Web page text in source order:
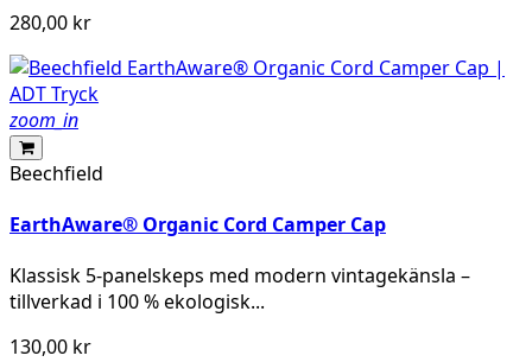
280,00 kr
zoom_in
Beechfield
EarthAware® Organic Cord Camper Cap
Klassisk 5-panelskeps med modern vintagekänsla –
tillverkad i 100 % ekologisk...
130,00 kr